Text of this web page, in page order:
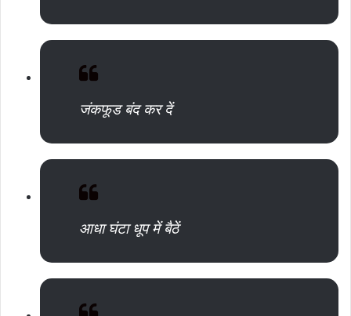
जंकफूड बंद कर दें
आधा घंटा धूप में बैठें